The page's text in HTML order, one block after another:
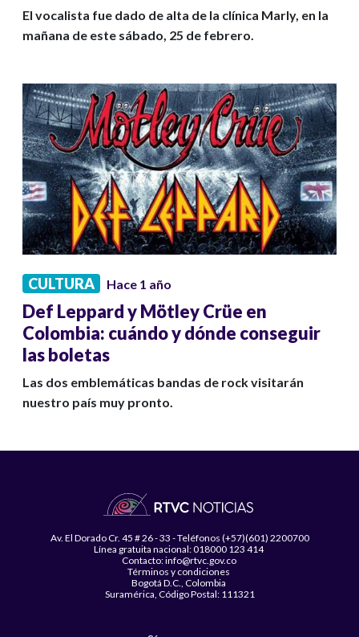
El vocalista fue dado de alta de la clínica Marly, en la
mañana de este sábado, 25 de febrero.
CULTURA Hace 1 año
Def Leppard y Mötley Crüe en
Colombia: cuándo y dónde conseguir
las boletas
Las dos emblemáticas bandas de rock visitarán
nuestro país muy pronto.
Av. El Dorado Cr. 45 # 26 - 33 - Teléfonos (+57)(601) 2200700
Línea gratuita nacional: 018000 123 414
Contacto: info@rtvc.gov.co
Términos y condiciones
Bogotá D.C., Colombia
Suramérica, Código Postal: 111321